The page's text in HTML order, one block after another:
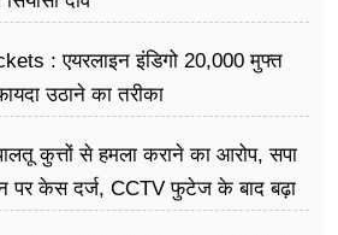
: एयरलाइन इंडिगो 20,000 मुफ्त
उठाने का तरीका
कुत्तों से हमला कराने का आरोप, सपा
पर केस दर्ज, CCTV फुटेज के बाद बढ़ा